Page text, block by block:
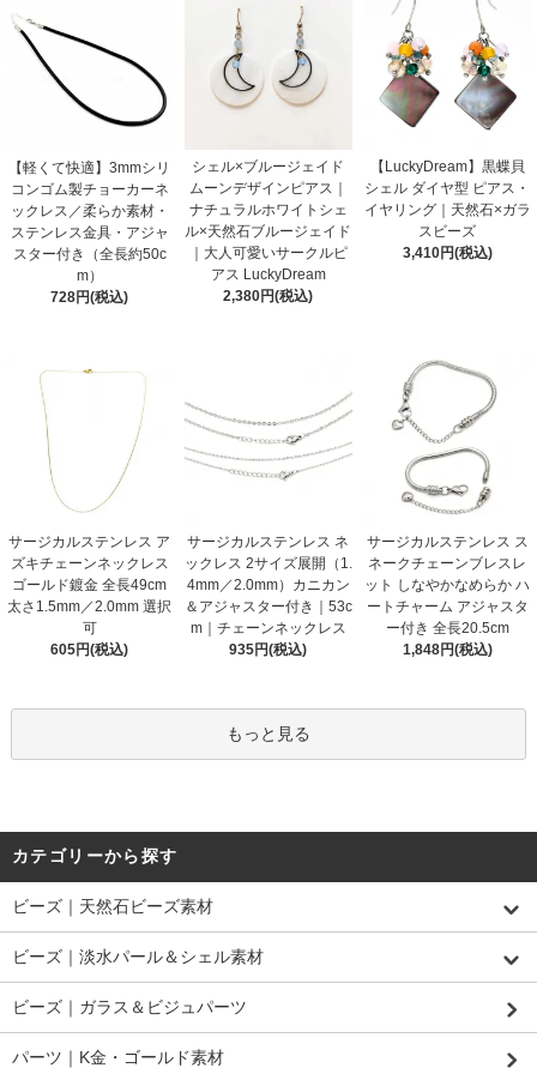
【軽くて快適】3mmシリ
コンゴム製チョーカーネ
ックレス／柔らか素材・
ステンレス金具・アジャ
スター付き（全長約50c
m）
728円(税込)
シェル×ブルージェイド
ムーンデザインピアス｜
ナチュラルホワイトシェ
ル×天然石ブルージェイド
｜大人可愛いサークルピ
アス LuckyDream
2,380円(税込)
【LuckyDream】黒蝶貝
シェル ダイヤ型 ピアス・
イヤリング｜天然石×ガラ
スビーズ
3,410円(税込)
サージカルステンレス ア
ズキチェーンネックレス
ゴールド鍍金 全長49cm
太さ1.5mm／2.0mm 選択
可
605円(税込)
サージカルステンレス ネ
ックレス 2サイズ展開（1.
4mm／2.0mm）カニカン
＆アジャスター付き｜53c
m｜チェーンネックレス
935円(税込)
サージカルステンレス ス
ネークチェーンブレスレ
ット しなやかなめらか ハ
ートチャーム アジャスタ
ー付き 全長20.5cm
1,848円(税込)
もっと見る
カテゴリーから探す
ビーズ｜天然石ビーズ素材
ビーズ｜淡水パール＆シェル素材
ビーズ｜ガラス＆ビジュパーツ
パーツ｜K金・ゴールド素材